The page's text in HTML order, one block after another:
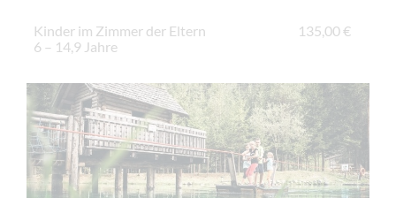
Kinder im Zimmer der Eltern
6 – 14,9 Jahre
135,00 €